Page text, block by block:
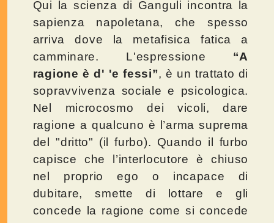
Qui la scienza di Ganguli incontra la
sapienza napoletana, che spesso
arriva dove la metafisica fatica a
camminare. L'espressione “A
ragione è d' 'e fessi”, è un trattato di
sopravvivenza sociale e psicologica.
Nel microcosmo dei vicoli, dare
ragione a qualcuno è l’arma suprema
del "dritto" (il furbo). Quando il furbo
capisce che l’interlocutore è chiuso
nel proprio ego o incapace di
dubitare, smette di lottare e gli
concede la ragione come si concede